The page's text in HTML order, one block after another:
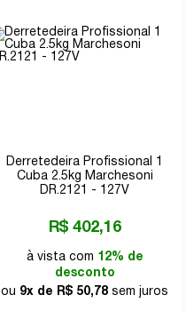
Derretedeira Profissional 1
Cuba 2.5kg Marchesoni
DR.2121 - 127V
R$ 402,16
à vista com 12% de
desconto
ou 9x de R$ 50,78 sem juros